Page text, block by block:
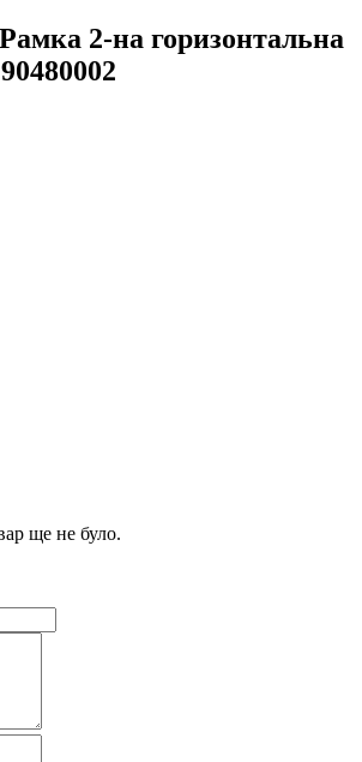
2-на горизонтальна
ще не було.